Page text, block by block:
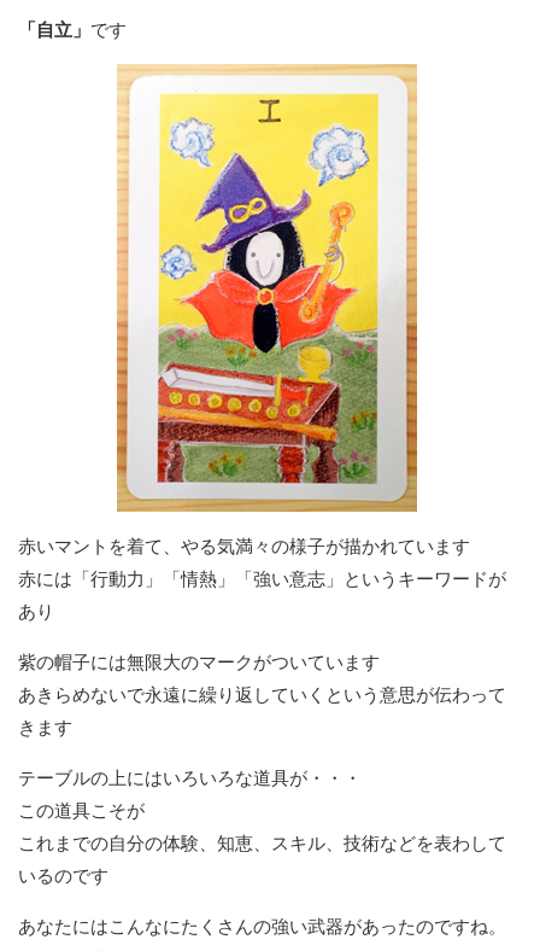
「自立」 です
赤いマントを着て、やる気満々の様子が描かれています
赤には「行動力」「情熱」「強い意志」というキーワードが
あり
紫の帽子には無限大のマークがついています
あきらめないで永遠に繰り返していくという意思が伝わって
きます
テーブルの上にはいろいろな道具が・・・
この道具こそが
これまでの自分の体験、知恵、スキル、技術などを表わして
いるのです
あなたにはこんなにたくさんの強い武器があったのですね。